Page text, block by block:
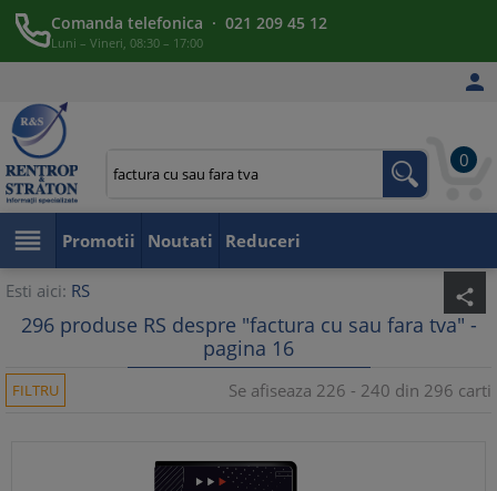
Comanda telefonica · 021 209 45 12
Luni – Vineri, 08:30 – 17:00

0
 Promotii Noutati Reduceri
Esti aici: RS share
296 produse RS despre "factura cu sau fara tva" -
pagina 16
FILTRU Se afiseaza 226 - 240 din 296 carti